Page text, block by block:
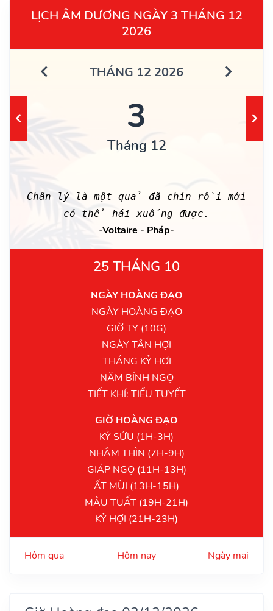
LỊCH ÂM DƯƠNG NGÀY 3 THÁNG 12
2026
THÁNG 12 2026
3
Tháng 12
Chân lý là một quả đã chín rồi mới
có thể hái xuống được.
-Voltaire - Pháp-
25 THÁNG 10
NGÀY HOÀNG ĐẠO
NGÀY HOÀNG ĐẠO
GIỜ TỴ (10G)
NGÀY TÂN HỢI
THÁNG KỶ HỢI
NĂM BÍNH NGỌ
TIẾT KHÍ: TIỂU TUYẾT
GIỜ HOÀNG ĐẠO
KỶ SỬU (1H-3H)
NHÂM THÌN (7H-9H)
GIÁP NGỌ (11H-13H)
ẤT MÙI (13H-15H)
MẬU TUẤT (19H-21H)
KỶ HỢI (21H-23H)
Hôm qua Hôm nay Ngày mai